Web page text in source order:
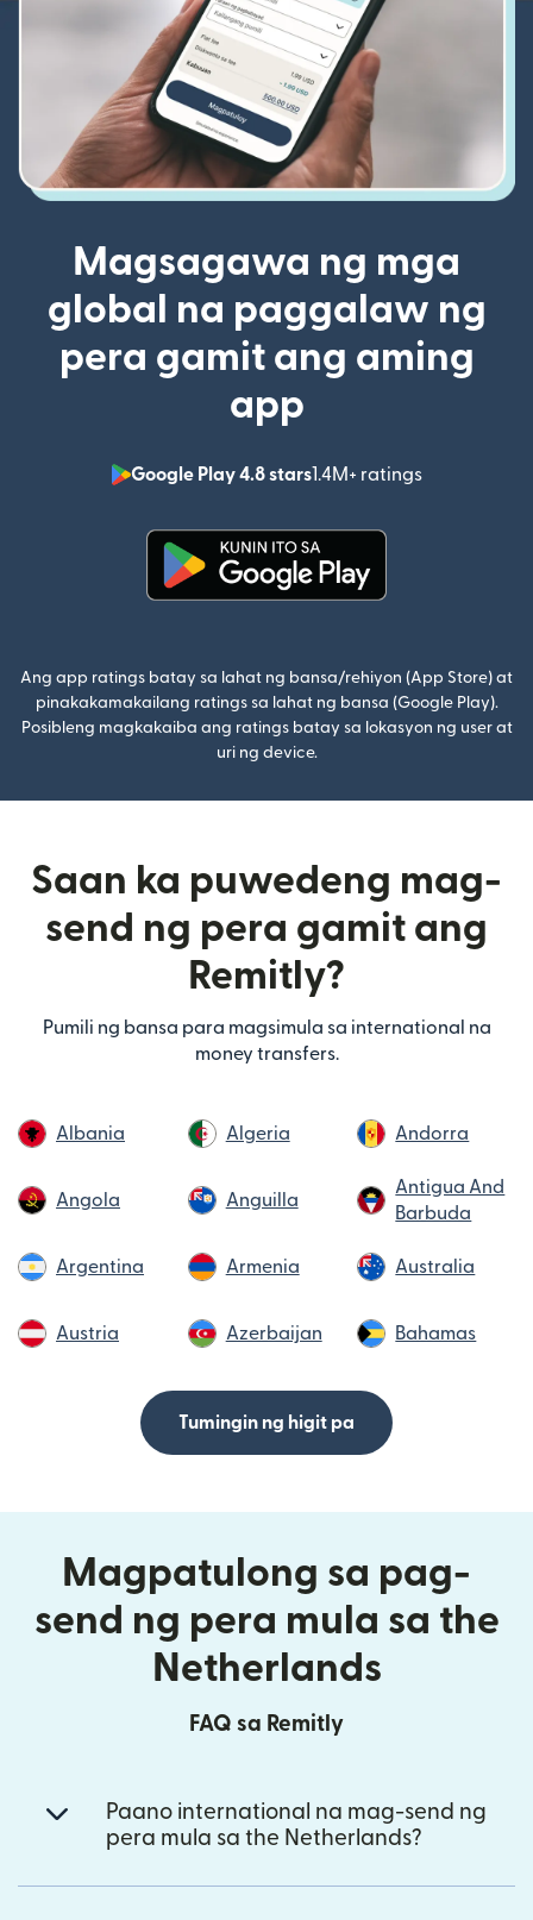
Magsagawa ng mga
global na paggalaw ng
pera gamit ang aming
app
Google Play 4.8 stars1.4M+ ratings
(bubukas
Ang app ratings batay sa lahat ng bansa/rehiyon (App Store) at
pinakakamakailang ratings sa lahat ng bansa (Google Play).
Posibleng magkakaiba ang ratings batay sa lokasyon ng user at
uri ng device.
Saan ka puwedeng mag-
send ng pera gamit ang
Remitly?
Pumili ng bansa para magsimula sa international na
money transfers.
Albania Algeria Andorra
Angola Anguilla
Antigua And
Barbuda
Argentina Armenia Australia
Austria Azerbaijan Bahamas
Tumingin ng higit pa
Magpatulong sa pag-
send ng pera mula sa the
Netherlands
FAQ sa Remitly
Paano international na mag-send ng
pera mula sa the Netherlands?